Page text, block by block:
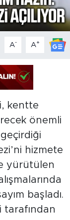
A- A+
kentte
önemli
hizmete
yürütülen
başladı.
tarafından